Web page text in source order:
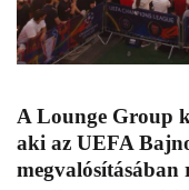
A Lounge Group
aki az UEFA
megvalósításában